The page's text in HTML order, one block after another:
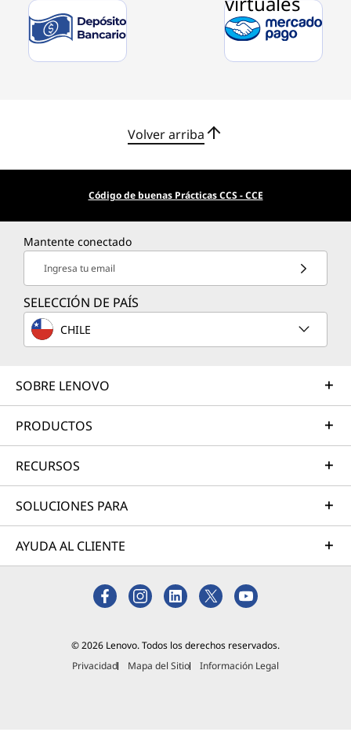
Volver arriba
Código de buenas Prácticas CCS - CCE
Mantente conectado
Ingresa tu email
SELECCIÓN DE PAÍS
CHILE
SOBRE LENOVO
PRODUCTOS
RECURSOS
SOLUCIONES PARA
AYUDA AL CLIENTE
© 2026 Lenovo. Todos los derechos reservados.
Privacidad
Mapa del Sitio Información Legal